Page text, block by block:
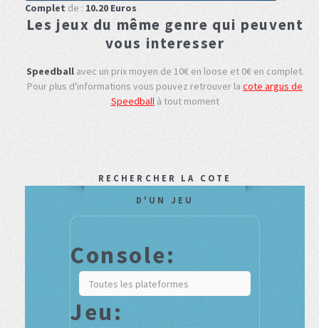
Complet de : 10.20 Euros
Les jeux du même genre qui peuvent
vous interesser
Speedballavec un prix moyen de 10€ en loose et 0€ en complet.
Pour plus d'informations vous pouvez retrouver la cote argus de
Speedball à tout moment
RECHERCHER LA COTE
D'UN JEU
Console:
Jeu: